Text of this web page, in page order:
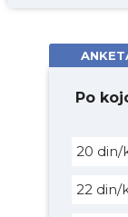
Po
20 din/
22 din/